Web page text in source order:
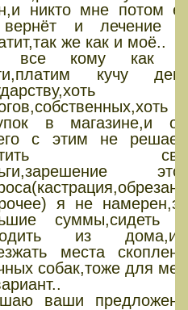
никто мне потом
и лечение
же как и моё..
все кому как
кучу
в магазине,и
с этим не
я не
суммы,сидеть
из
места
собак,тоже для
ваши